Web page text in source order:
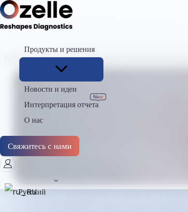
Продукты и решения
Новости и идеи
Интерпретация отчета
О нас
Свяжитесь с нами
Русский
Главная Новости От морфологии к клиническим